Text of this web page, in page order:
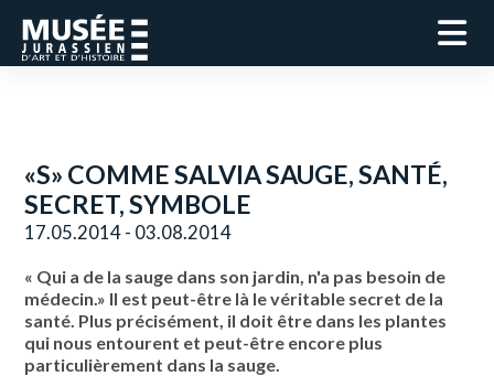
«S» COMME SALVIA SAUGE, SANTÉ,
SECRET, SYMBOLE
17.05.2014 - 03.08.2014
« Qui a de la sauge dans son jardin, n'a pas besoin de
médecin.» Il est peut-être là le véritable secret de la
santé. Plus précisément, il doit être dans les plantes
qui nous entourent et peut-être encore plus
particulièrement dans la sauge.